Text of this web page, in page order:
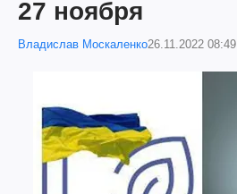
27 ноября
Владислав Москаленко26.11.2022 08:49